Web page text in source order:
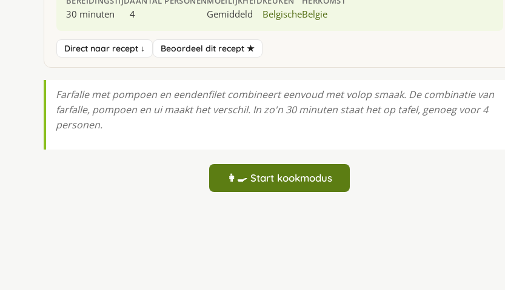
30 minuten 4 Gemiddeld BelgischeBelgie
Direct naar recept ↓ Beoordeel dit recept ★
Farfalle met pompoen en eendenfilet combineert eenvoud met volop smaak. De combinatie van
farfalle, pompoen en ui maakt het verschil. In zo'n 30 minuten staat het op tafel, genoeg voor 4
personen.
👩‍🍳 Start kookmodus